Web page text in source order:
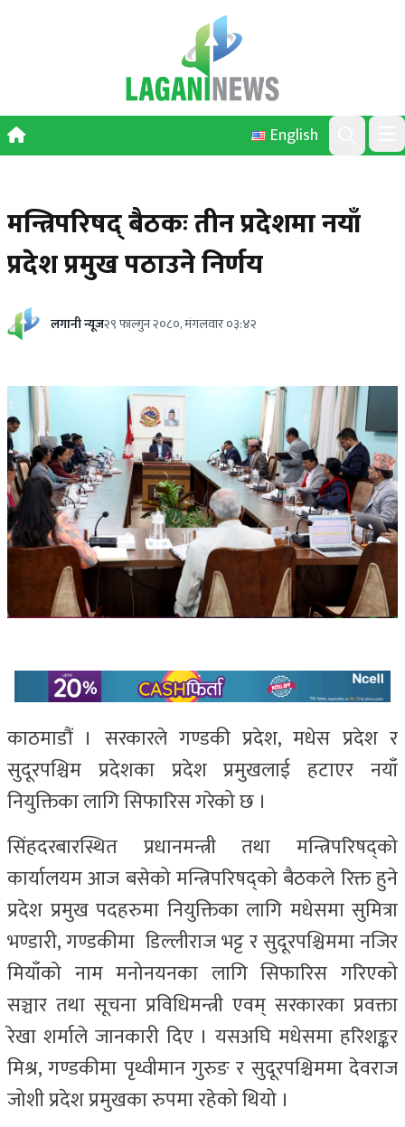
English
Search
मन्त्रिपरिषद् बैठकः तीन प्रदेशमा नयाँ
प्रदेश प्रमुख पठाउने निर्णय
लगानी न्यूज२९ फाल्गुन २०८०, मंगलवार ०३:४२
काठमाडौं । सरकारले गण्डकी प्रदेश, मधेस प्रदेश र
सुदूरपश्चिम प्रदेशका प्रदेश प्रमुखलाई हटाएर नयाँ
नियुक्तिका लागि सिफारिस गरेको छ ।
सिंहदरबारस्थित प्रधानमन्त्री तथा मन्त्रिपरिषद्को
कार्यालयम आज बसेको मन्त्रिपरिषद्को बैठकले रिक्त हुने
प्रदेश प्रमुख पदहरुमा नियुक्तिका लागि मधेसमा सुमित्रा
भण्डारी, गण्डकीमा डिल्लीराज भट्ट र सुदूरपश्चिममा नजिर
मियाँको नाम मनोनयनका लागि सिफारिस गरिएको
सञ्चार तथा सूचना प्रविधिमन्त्री एवम् सरकारका प्रवक्ता
रेखा शर्माले जानकारी दिए । यसअघि मधेसमा हरिशङ्कर
मिश्र, गण्डकीमा पृथ्वीमान गुरुङ र सुदूरपश्चिममा देवराज
जोशी प्रदेश प्रमुखका रुपमा रहेको थियो ।